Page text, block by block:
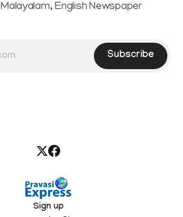
English Newspaper
Subscribe
Sign up